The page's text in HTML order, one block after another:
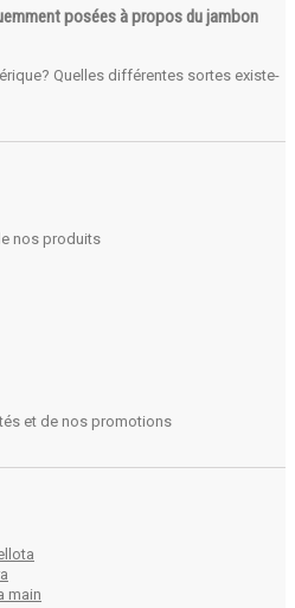
posées à propos du jambon
Quelles différentes sortes existe-
nos produits
et de nos promotions
main